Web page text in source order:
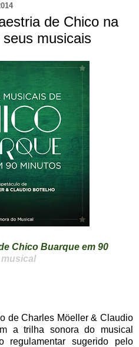
de Chico na
musicais
Chico Buarque em 90
de Charles Möeller & Claudio
a trilha sonora do musical
regulamentar sugerido pelo